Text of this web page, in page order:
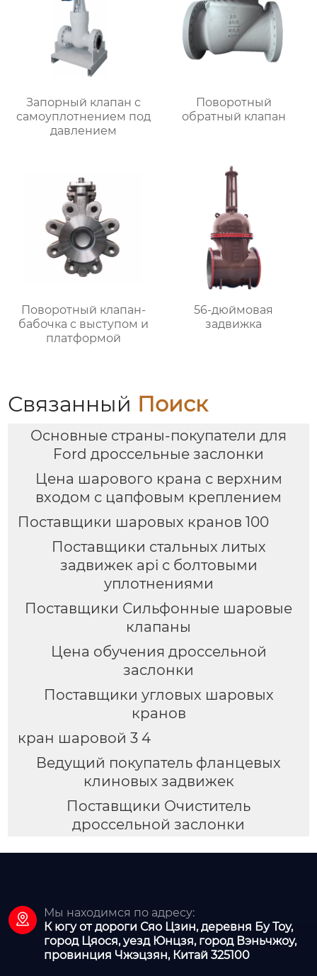
Запорный клапан с
самоуплотнением под
давлением
Поворотный
обратный клапан
Поворотный клапан-
бабочка с выступом и
платформой
56-дюймовая
задвижка
Связанный Поиск
Основные страны-покупатели для
Ford дроссельные заслонки
Цена шарового крана с верхним
входом с цапфовым креплением
Поставщики шаровых кранов 100
Поставщики стальных литых
задвижек api с болтовыми
уплотнениями
Поставщики Сильфонные шаровые
клапаны
Цена обучения дроссельной
заслонки
Поставщики угловых шаровых
кранов
кран шаровой 3 4
Ведущий покупатель фланцевых
клиновых задвижек
Поставщики Очиститель
дроссельной заслонки

Мы находимся по адресу:
К югу от дороги Сяо Цзин, деревня Бу Тоу,
город Цяося, уезд Юнцзя, город Вэньчжоу,
провинция Чжэцзян, Китай 325100